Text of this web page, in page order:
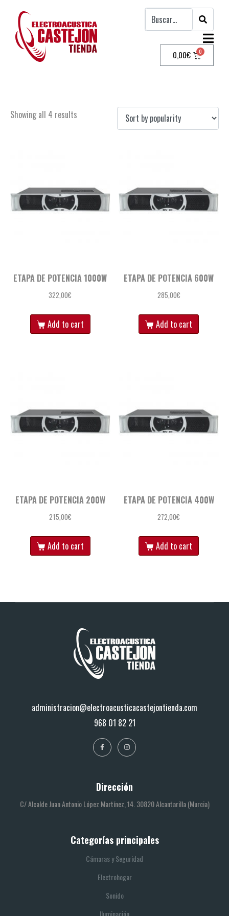
0,00€
Showing all 4 results
ETAPA DE POTENCIA 1000W
322,00€
Add to cart
ETAPA DE POTENCIA 600W
285,00€
Add to cart
ETAPA DE POTENCIA 200W
215,00€
Add to cart
ETAPA DE POTENCIA 400W
272,00€
Add to cart
administracion@electroacusticacastejontienda.com
968 01 82 21
Dirección
C/ Alcalde Juan Antonio López Martínez, 14. 30820 Alcantarilla (Murcia)
Categorías principales
Cámaras y Seguridad
Electrohogar
Sonido